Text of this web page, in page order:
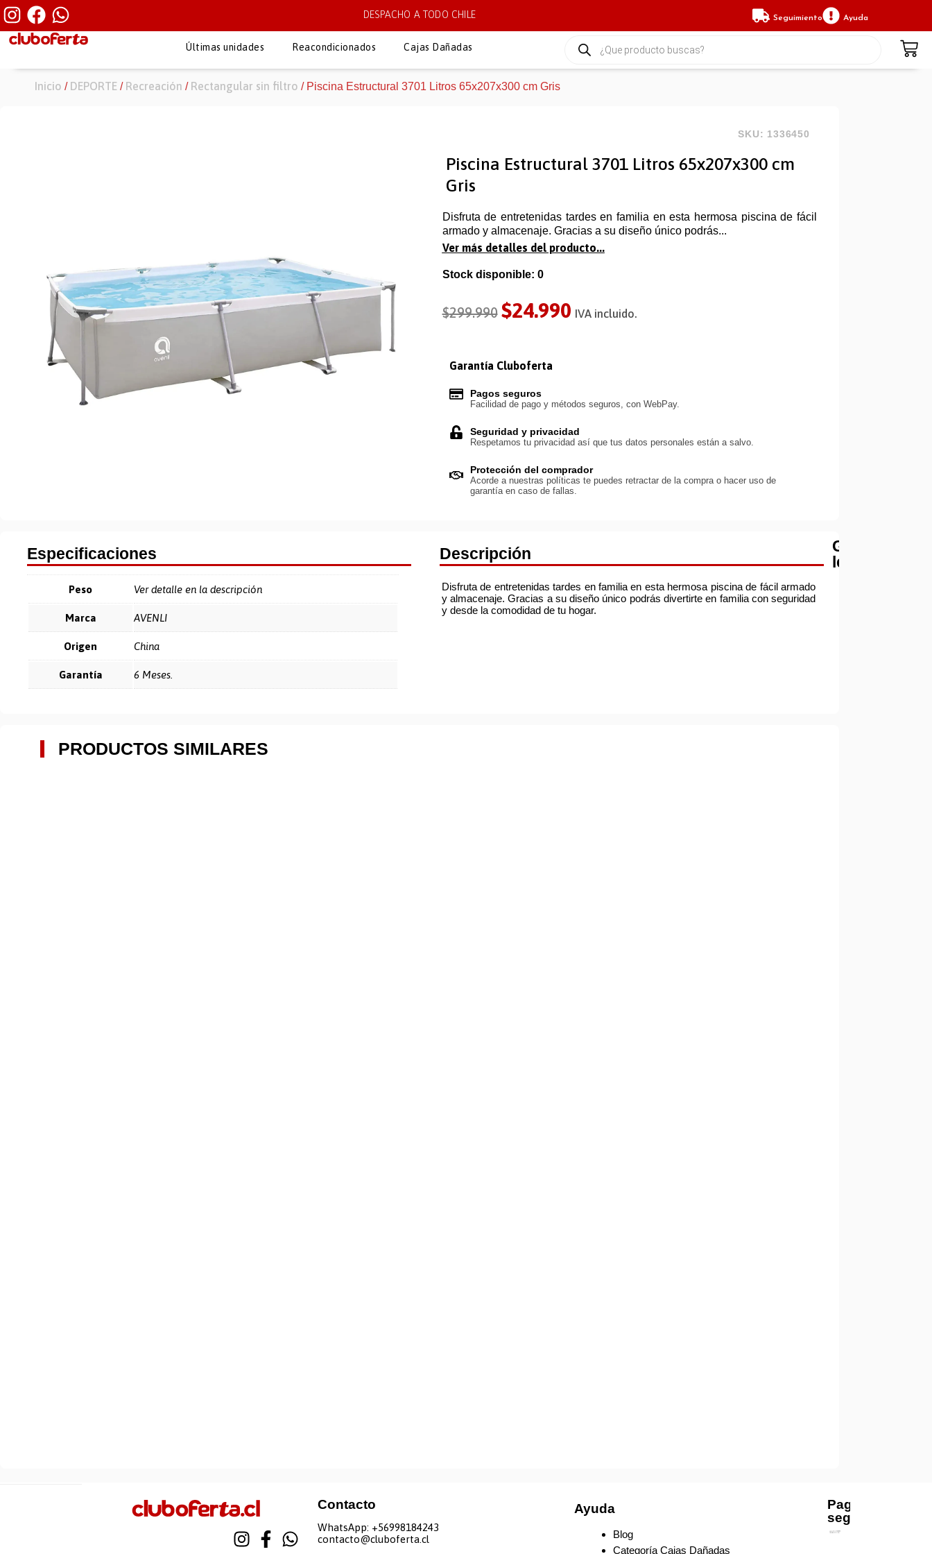
DESPACHO A TODO CHILE Seguimiento Ayuda
Últimas unidades Reacondicionados Cajas Dañadas
Inicio / DEPORTE / Recreación / Rectangular sin filtro / Piscina Estructural 3701 Litros 65x207x300 cm Gris
SKU: 1336450
Piscina Estructural 3701 Litros 65x207x300 cm
Gris
Disfruta de entretenidas tardes en familia en esta hermosa piscina de fácil
armado y almacenaje. Gracias a su diseño único podrás...
Ver más detalles del producto...
Stock disponible: 0
$299.990 $24.990 IVA incluido.
Garantía Cluboferta
Pagos seguros
Facilidad de pago y métodos seguros, con WebPay.
Seguridad y privacidad
Respetamos tu privacidad así que tus datos personales están a salvo.
Protección del comprador
Acorde a nuestras políticas te puedes retractar de la compra o hacer uso de
garantía en caso de fallas.
Especificaciones
Peso Ver detalle en la descripción
Marca AVENLI
Origen China
Garantía 6 Meses.
Descripción
Disfruta de entretenidas tardes en familia en esta hermosa piscina de fácil armado
y almacenaje. Gracias a su diseño único podrás divertirte en familia con seguridad
y desde la comodidad de tu hogar.
Garantía
legal
PRODUCTOS SIMILARES
Contacto
WhatsApp: +56998184243
contacto@cluboferta.cl
Ayuda
Blog
Categoría Cajas Dañadas
Pago
seguro